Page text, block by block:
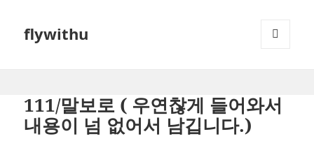
flywithu
111/말보로 ( 우연찮게 들어와서
내용이 넘 없어서 남깁니다.)